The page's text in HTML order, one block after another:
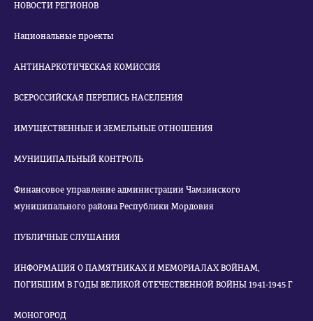
НОВОСТИ РЕГИОНОВ
Национальные проекты
АНТИНАРКОТИЧЕСКАЯ КОМИССИЯ
ВСЕРОССИЙСКАЯ ПЕРЕПИСЬ НАСЕЛЕНИЯ
ИМУЩЕСТВЕННЫЕ И ЗЕМЕЛЬНЫЕ ОТНОШЕНИЯ
МУНИЦИПАЛЬНЫЙ КОНТРОЛЬ
Финансовое управление администрации Чамзинского
муниципального района Республики Мордовия
ПУБЛИЧНЫЕ СЛУШАНИЯ
ИНФОРМАЦИЯ О ПАМЯТНИКАХ И МЕМОРИАЛАХ ВОЙНАМ,
ПОГИБШИМ В ГОДЫ ВЕЛИКОЙ ОТЕЧЕСТВЕННОЙ ВОЙНЫ 1941-1945 Г
МОНОГОРОД